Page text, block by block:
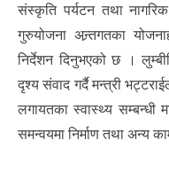
संस्कृति पर्यटन तथा
गुरुयोजना अन्र्तगतका
निर्देशन दिनुभएको छ ।
दृश्य संवाद गर्दै मन्त्री
लगायतका स्वास्थ्य सम्बन्धी
समन्वयमा निर्माण तथा अन्य